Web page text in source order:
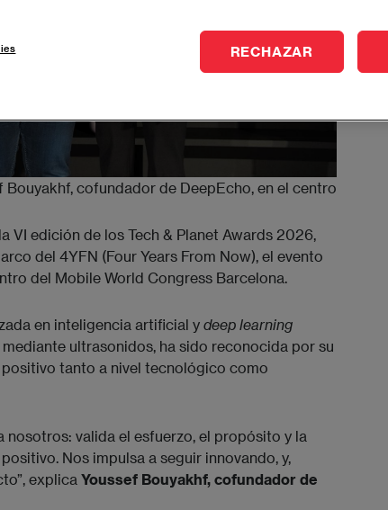
Bouyakhf, cofundador de DeepEcho, en el centro
VI edición de los Tech & Planet Awards 2026,
del 4YFN (Four Years From Now), el evento
del Mobile World Congress Barcelona.
en inteligencia artificial y deep learning
ultrasonidos, ha sido reconocida por su
tanto a nivel tecnológico como
valida el esfuerzo, el propósito y la
Nos impulsa a seguir innovando, y,
explica Youssef Bouyakhf, cofundador de
RECHAZAR